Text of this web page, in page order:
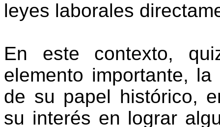
leyes laborales
En este contexto,
elemento importante,
de su papel histórico,
su interés en lograr